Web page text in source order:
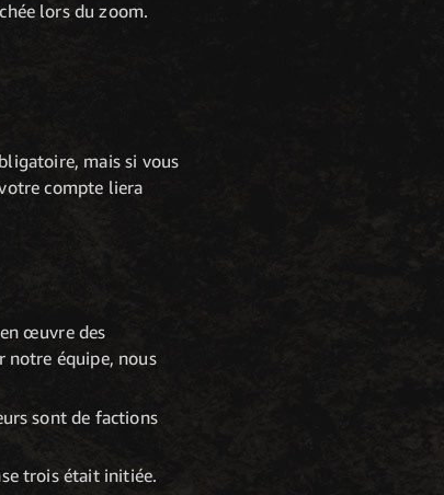
lors du zoom.
mais si vous
compte liera
œuvre des
notre équipe, nous
sont de factions
trois était initiée.